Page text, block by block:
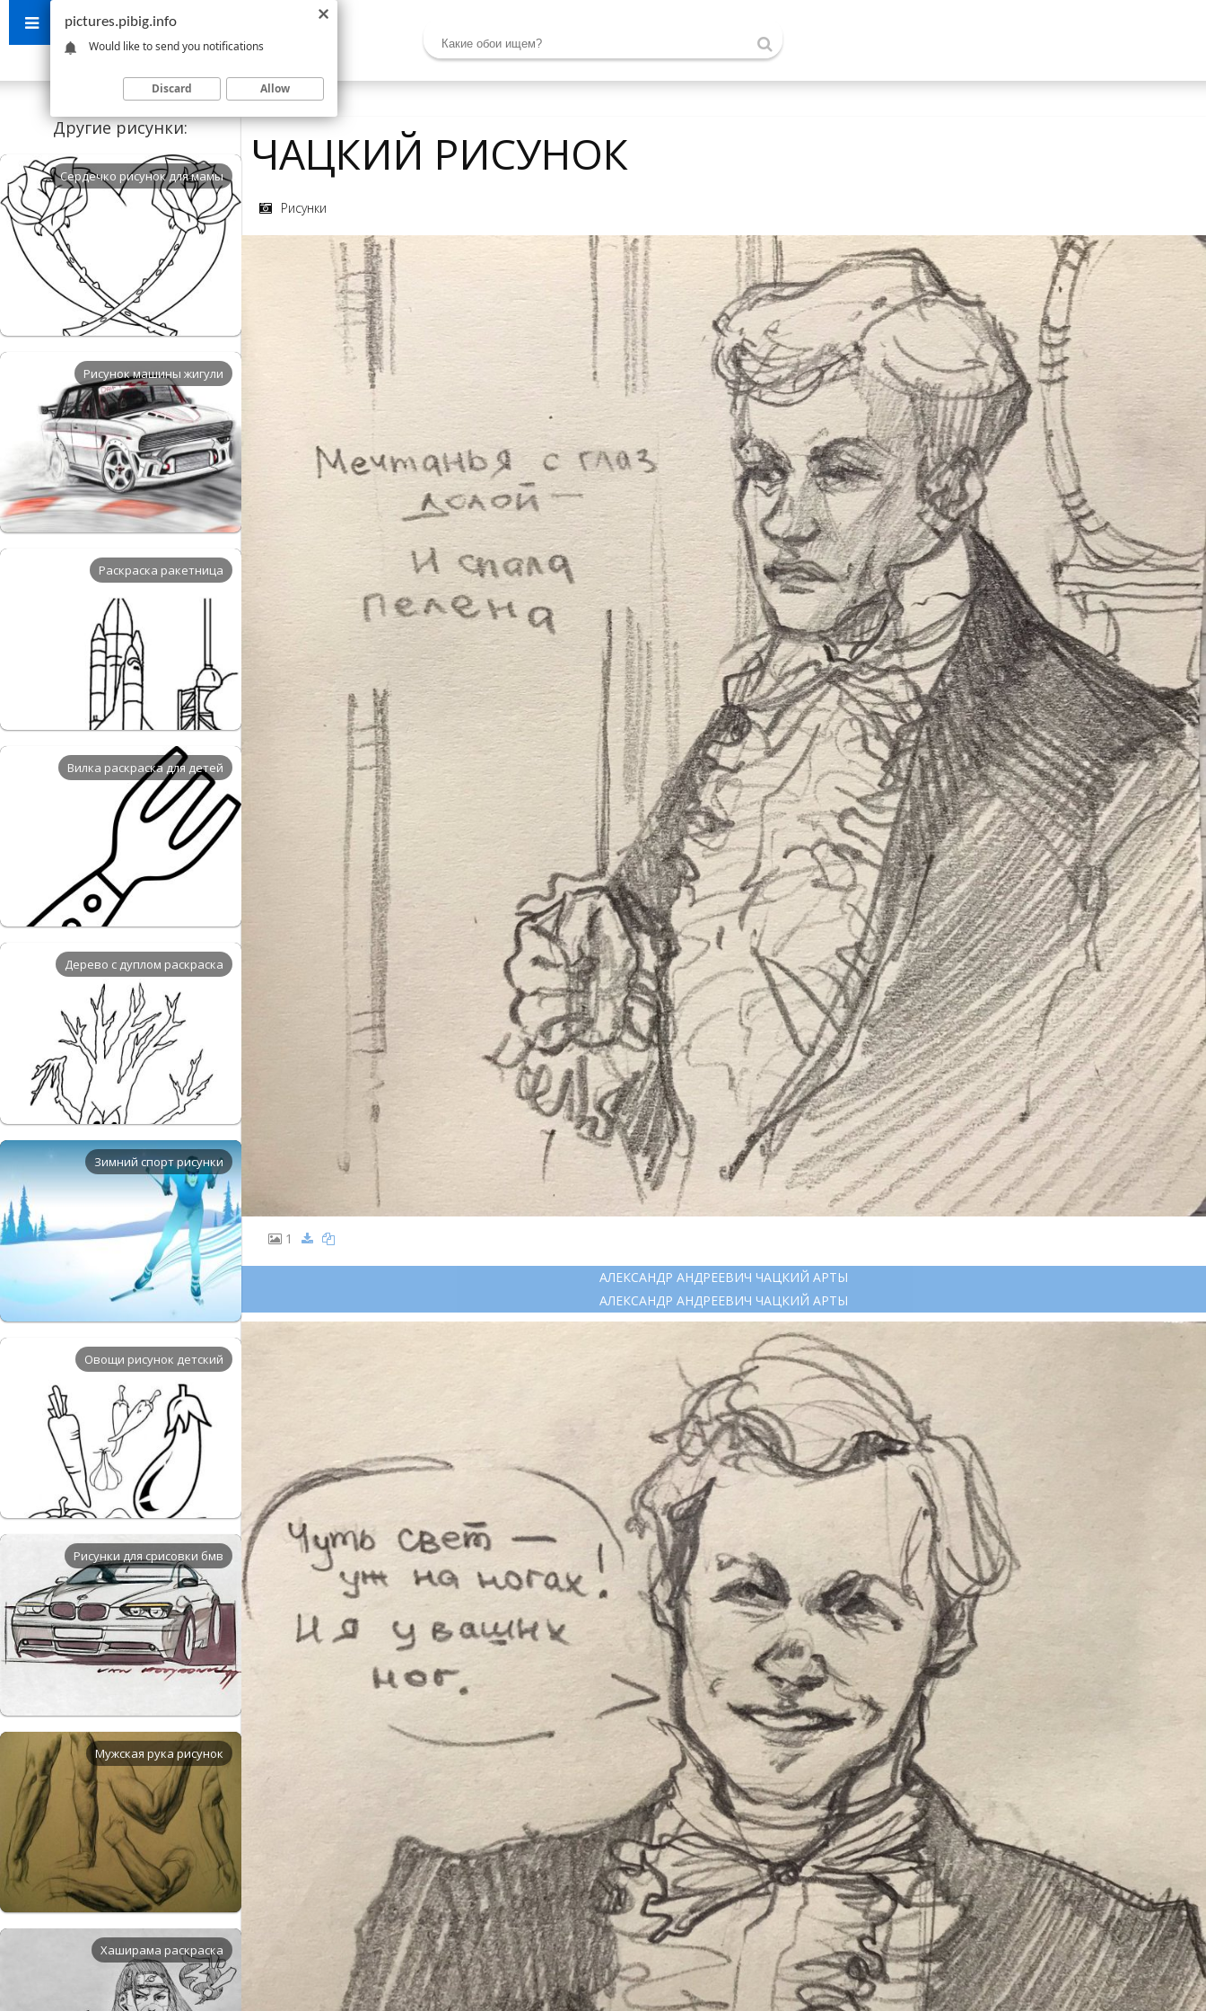
Другие рисунки:
Сердечко рисунок для мамы
Рисунок машины жигули
Раскраска ракетница
Вилка раскраска для детей
Дерево с дуплом раскраска
Зимний спорт рисунки
Овощи рисунок детский
Рисунки для срисовки бмв
Мужская рука рисунок
Хаширама раскраска
ЧАЦКИЙ РИСУНОК
Рисунки
1
АЛЕКСАНДР АНДРЕЕВИЧ ЧАЦКИЙ АРТЫ
АЛЕКСАНДР АНДРЕЕВИЧ ЧАЦКИЙ АРТЫ
pictures.pibig.info
Would like to send you notifications
Discard Allow